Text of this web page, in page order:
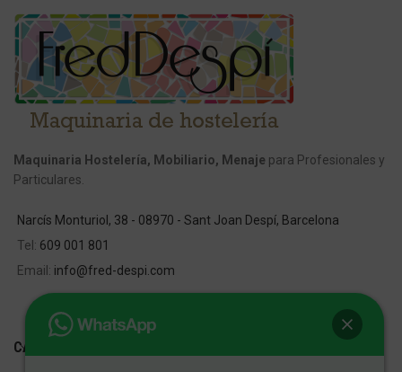
Maquinaria Hostelería, Mobiliario, Menaje para Profesionales y
Particulares.
Narcís Monturiol, 38 - 08970 - Sant Joan Despí, Barcelona
Tel: 609 001 801
Email: info@fred-despi.com
CATEGORIAS